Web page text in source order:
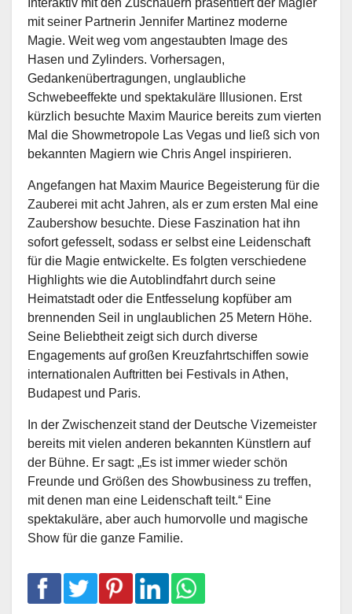
Interaktiv mit den Zuschauern präsentiert der Magier
mit seiner Partnerin Jennifer Martinez moderne
Magie. Weit weg vom angestaubten Image des
Hasen und Zylinders. Vorhersagen,
Gedankenübertragungen, unglaubliche
Schwebeeffekte und spektakuläre Illusionen. Erst
kürzlich besuchte Maxim Maurice bereits zum vierten
Mal die Showmetropole Las Vegas und ließ sich von
bekannten Magiern wie Chris Angel inspirieren.
Angefangen hat Maxim Maurice Begeisterung für die
Zauberei mit acht Jahren, als er zum ersten Mal eine
Zaubershow besuchte. Diese Faszination hat ihn
sofort gefesselt, sodass er selbst eine Leidenschaft
für die Magie entwickelte. Es folgten verschiedene
Highlights wie die Autoblindfahrt durch seine
Heimatstadt oder die Entfesselung kopfüber am
brennenden Seil in unglaublichen 25 Metern Höhe.
Seine Beliebtheit zeigt sich durch diverse
Engagements auf großen Kreuzfahrtschiffen sowie
internationalen Auftritten bei Festivals in Athen,
Budapest und Paris.
In der Zwischenzeit stand der Deutsche Vizemeister
bereits mit vielen anderen bekannten Künstlern auf
der Bühne. Er sagt: „Es ist immer wieder schön
Freunde und Größen des Showbusiness zu treffen,
mit denen man eine Leidenschaft teilt.“ Eine
spektakuläre, aber auch humorvolle und magische
Show für die ganze Familie.